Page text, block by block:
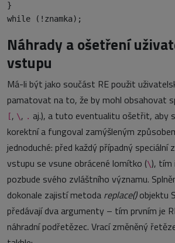
}
Náhrady a ošetření
vstupu
Má-li být jako součást RE použit
pamatovat na to, že by mohl obsahovat
[, \, . aj.), a tuto eventualitu ošetřit, aby
korektní a fungoval zamýšleným
jednoduché: před každý případný speciální
vstupu se vsune obrácené lomítko (\), tím
pozbude svého zvláštního významu.
dokonale zajistí metoda replace()objektu
předávají dva argumenty – tím prvním je
náhradní podřetězec. Vrací změněný